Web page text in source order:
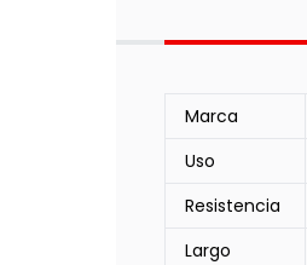
Marca
Uso
Resistencia
Largo